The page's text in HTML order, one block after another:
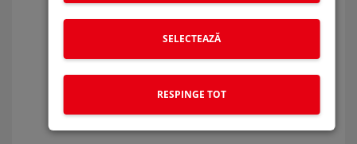
SELECTEAZĂ
RESPINGE TOT